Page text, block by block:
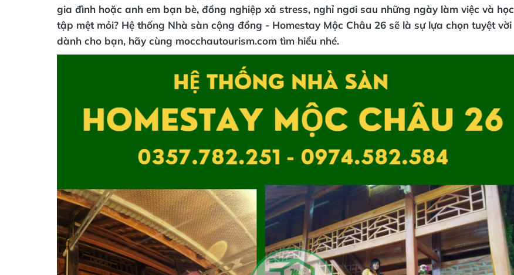
gia đình hoặc anh em bạn bè, đồng nghiệp xả stress, nghỉ ngơi sau những ngày làm việc và học
tập mệt mỏi? Hệ thống Nhà sàn cộng đồng - Homestay Mộc Châu 26 sẽ là sự lựa chọn tuyệt vời
dành cho bạn, hãy cùng mocchautourism.com tìm hiểu nhé.